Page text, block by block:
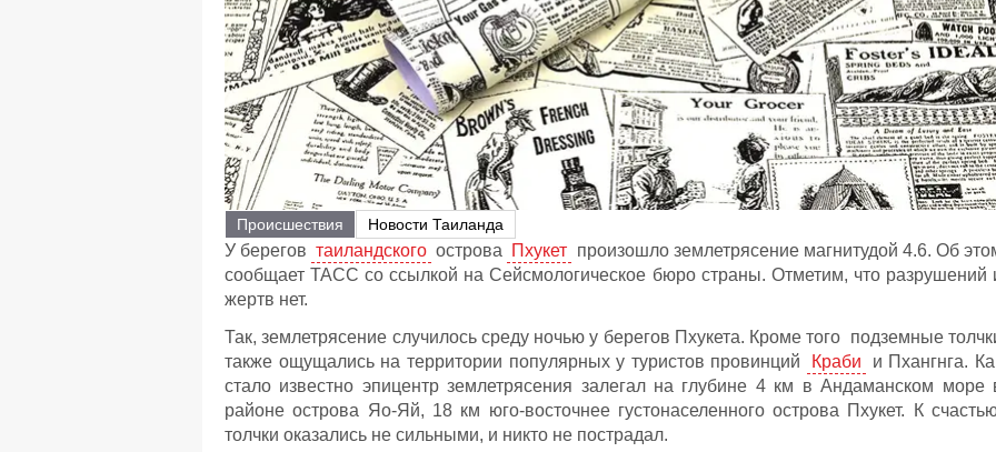
Происшествия Новости Таиланда
У берегов таиландского острова Пхукет произошло землетрясение магнитудой 4.6. Об
сообщает ТАСС со ссылкой на Сейсмологическое бюро страны. Отметим, что разрушений
жертв нет.
Так, землетрясение случилось среду ночью у берегов Пхукета. Кроме того подземные
также ощущались на территории популярных у туристов провинций
Краби
и Пхангнга.
стало известно эпицентр землетрясения залегал на глубине 4 км в Андаманском море
районе острова Яо-Яй, 18 км юго-восточнее густонаселенного острова Пхукет. К
толчки оказались не сильными, и никто не пострадал.